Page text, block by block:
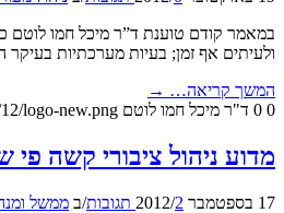
ולעיתים אף זמן; בעיות מערכתיות
המשך קריאה… →
0
0 ד"ר מיכל חמו לוטם logo-new.png
מדוע ניהול ציבורי קשה פי
17 בספטמבר 2012 /2 תגובות /ב ממשל